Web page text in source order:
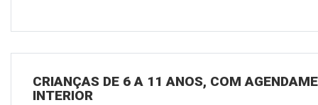
CRIANÇAS DE 6 A 11 ANOS, COM
INTERIOR